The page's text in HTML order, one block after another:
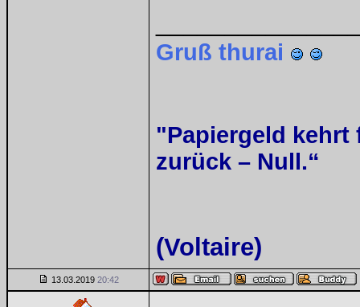
Gruß thurai
"Papiergeld kehrt
zurück – Null.“
(Voltaire)
13.03.2019 20:42